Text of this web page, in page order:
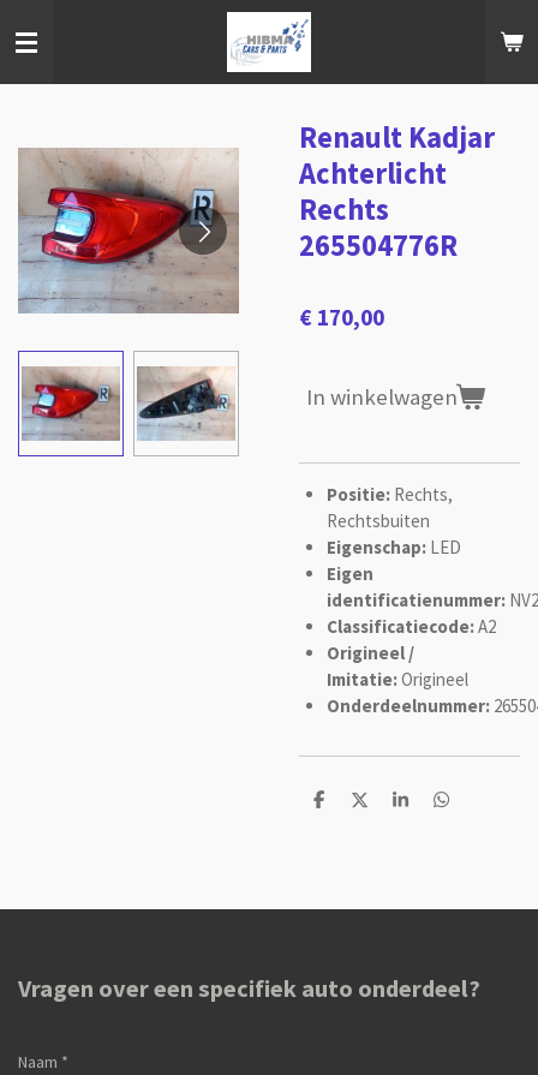
direct
Renault Kadjar
Achterlicht
Rechts
265504776R
€ 170,00
In winkelwagen
Positie: Rechts,
Rechtsbuiten
Eigenschap: LED
Eigen
identificatienummer:
Classificatiecode:A2
Origineel /
Imitatie:Origineel
Onderdeelnummer:
D
D
S
D
Vragen over een specifiek auto onderdeel?
Naam *